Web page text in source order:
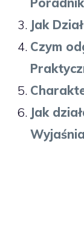
Jak
Czym
Jak